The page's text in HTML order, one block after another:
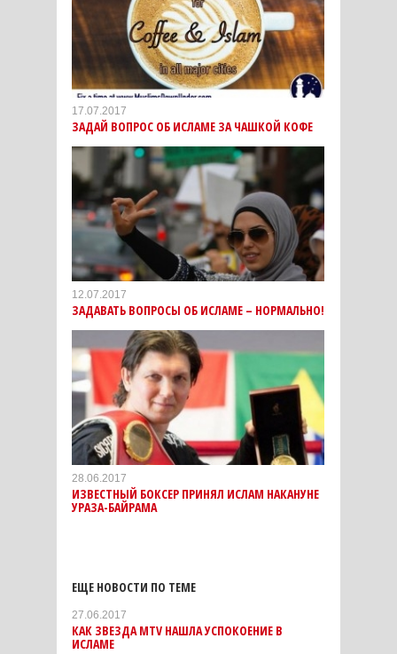
17.07.2017
ЗАДАЙ ВОПРОС ОБ ИСЛАМЕ ЗА ЧАШКОЙ КОФЕ
12.07.2017
ЗАДАВАТЬ ВОПРОСЫ ОБ ИСЛАМЕ – НОРМАЛЬНО!
28.06.2017
ИЗВЕСТНЫЙ БОКСЕР ПРИНЯЛ ИСЛАМ НАКАНУНЕ
УРАЗА-БАЙРАМА
ЕЩЕ НОВОСТИ ПО ТЕМЕ
27.06.2017
КАК ЗВЕЗДА MTV НАШЛА УСПОКОЕНИЕ В
ИСЛАМЕ